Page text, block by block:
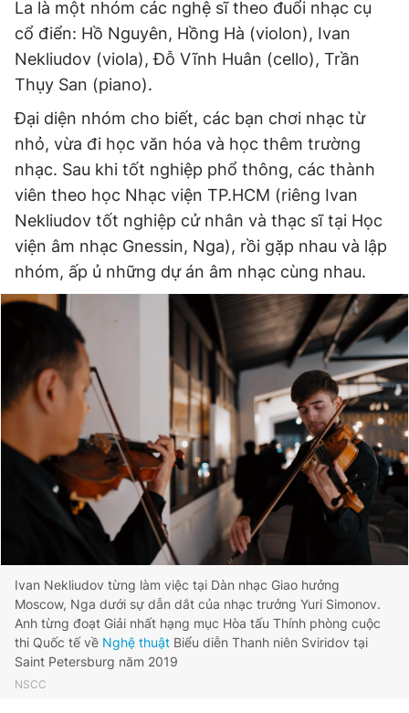
© 2003-2026 Bản quyền thuộc về Báo Thanh Niên. Cấm sao
chép dưới mọi hình thức nếu không có sự chấp thuận bằng văn
bản. Phát triển bởi ePi Technologies, JSC.
La là một nhóm các nghệ sĩ theo đuổi nhạc cụ
cổ điển: Hồ Nguyên, Hồng Hà (violon), Ivan
Nekliudov (viola), Đỗ Vĩnh Huân (cello), Trần
Thụy San (piano).
Đại diện nhóm cho biết, các bạn chơi nhạc từ
nhỏ, vừa đi học văn hóa và học thêm trường
nhạc. Sau khi tốt nghiệp phổ thông, các thành
viên theo học Nhạc viện TP.HCM (riêng Ivan
Nekliudov tốt nghiệp cử nhân và thạc sĩ tại Học
viện âm nhạc Gnessin, Nga), rồi gặp nhau và lập
nhóm, ấp ủ những dự án âm nhạc cùng nhau.
Ivan Nekliudov từng làm việc tại Dàn nhạc Giao hưởng
Moscow, Nga dưới sự dẫn dắt của nhạc trưởng Yuri Simonov.
Anh từng đoạt Giải nhất hạng mục Hòa tấu Thính phòng cuộc
thi Quốc tế về Nghệ thuật Biểu diễn Thanh niên Sviridov tại
Saint Petersburg năm 2019
NSCC